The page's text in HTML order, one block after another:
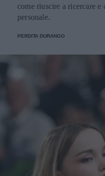
come riuscire a ricercare e
personale.
PERDITA DURANGO